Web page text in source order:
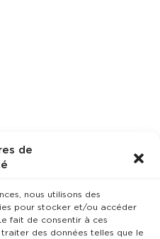
de
nous utilisons des
pour stocker et/ou accéder
fait de consentir à ces
des données telles que le